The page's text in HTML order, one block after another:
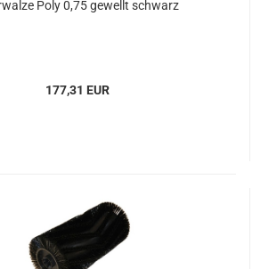
Poly 0,75 gewellt schwarz
177,31 EUR